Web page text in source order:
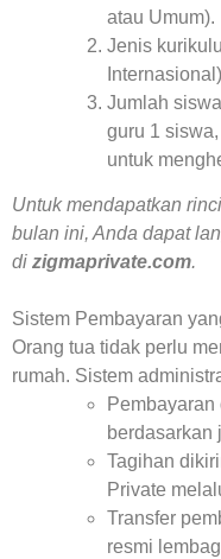
atau Umum).
Jenis
Jumlah
guru 1
untuk
Untuk mendapatkan
bulan ini, Anda dapat
di zigmaprivate.com.
Sistem Pembayaran
Orang tua tidak perlu
rumah. Sistem
berdasarkan
Tagihan
Private
Transfer
resmi